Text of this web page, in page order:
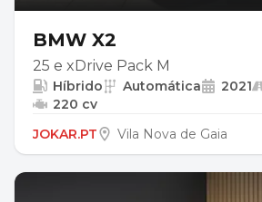
BMW X2
25 e xDrive Pack M
Híbrido Automática 2021
220 cv
JOKAR.PT
Vila Nova de Gaia